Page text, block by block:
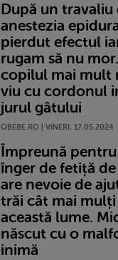
După un travaliu
anestezia
pierdut efectul
rugam să nu
copilul mai mult
viu cu cordonul
jurul gâtului
QBEBE.RO | VINERI, 17.05.2024
Împreună pentru
înger de fetiță
are nevoie de
trăi cât mai mulți
această lume.
născut cu o
inimă